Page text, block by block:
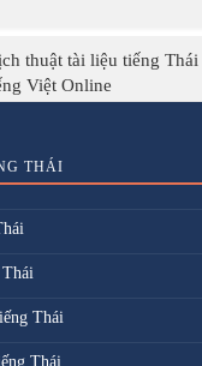
thuật tài liệu tiếng Thái
Việt Online
THÁI
Thái
Thái